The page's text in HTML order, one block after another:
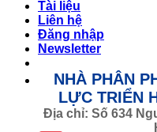
Tài liệu
Liên hệ
Đăng nhập
Newsletter
NHÀ PHÂN
LỰC TRIỂN
Địa chỉ: Số 634